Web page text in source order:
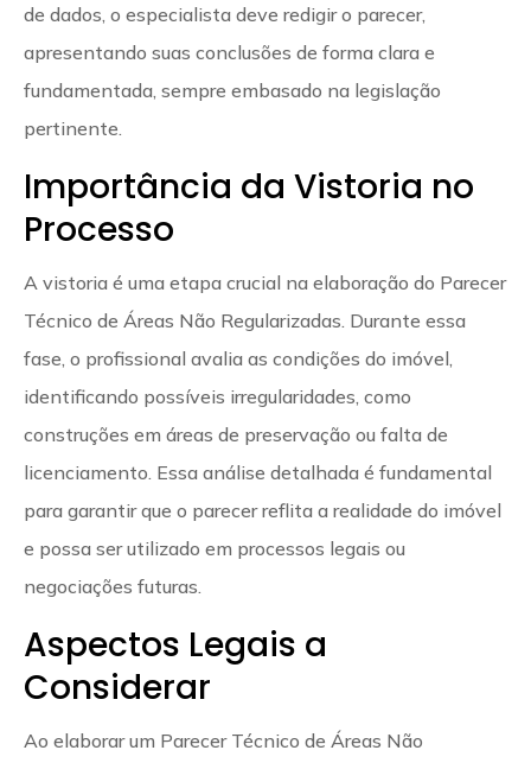
de dados, o especialista deve redigir o parecer,
apresentando suas conclusões de forma clara e
fundamentada, sempre embasado na legislação
pertinente.
Importância da Vistoria no
Processo
A vistoria é uma etapa crucial na elaboração do Parecer
Técnico de Áreas Não Regularizadas. Durante essa
fase, o profissional avalia as condições do imóvel,
identificando possíveis irregularidades, como
construções em áreas de preservação ou falta de
licenciamento. Essa análise detalhada é fundamental
para garantir que o parecer reflita a realidade do imóvel
e possa ser utilizado em processos legais ou
negociações futuras.
Aspectos Legais a
Considerar
Ao elaborar um Parecer Técnico de Áreas Não